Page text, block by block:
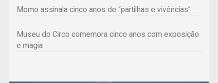
Momo assinala cinco anos de “partilhas e vivências”
Museu do Circo comemora cinco anos com exposição
e magia